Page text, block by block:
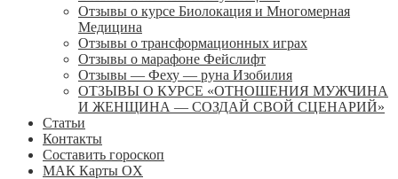
Отзывы о курсе Биолокация и Многомерная
Медицина
Отзывы о трансформационных играх
Отзывы о марафоне Фейслифт
Отзывы — Феху — руна Изобилия
ОТЗЫВЫ О КУРСЕ «ОТНОШЕНИЯ МУЖЧИНА
И ЖЕНЩИНА — СОЗДАЙ СВОЙ СЦЕНАРИЙ»
Статьи
Контакты
Составить гороскоп
МАК Карты OХ